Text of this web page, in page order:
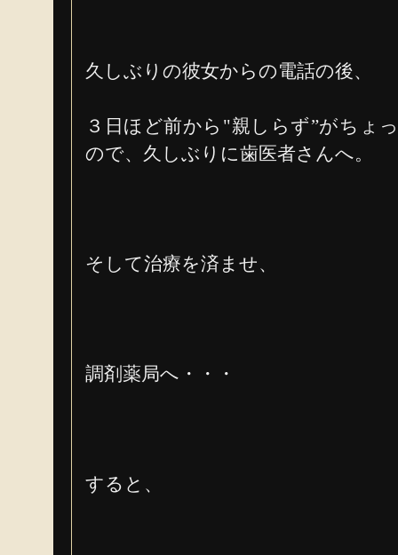
久しぶりの彼女からの電話の後、
３日ほど前から"親しらず”がちょ
ので、久しぶりに歯医者さんへ。
そして治療を済ませ、
調剤薬局へ・・・
すると、